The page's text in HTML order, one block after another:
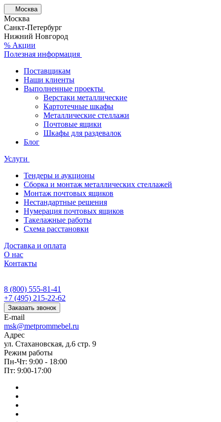
Москва
Москва
Санкт-Петербург
Нижний Новгород
% Акции
Полезная информация
Поставщикам
Наши клиенты
Выполненные проекты
Верстаки металлические
Картотечные шкафы
Металлические стеллажи
Почтовые ящики
Шкафы для раздевалок
Блог
Услуги
Тендеры и аукционы
Сборка и монтаж металлических стеллажей
Монтаж почтовых ящиков
Нестандартные решения
Нумерация почтовых ящиков
Такелажные работы
Схема расстановки
Доставка и оплата
О нас
Контакты
8 (800) 555-81-41
+7 (495) 215-22-62
Заказать звонок
E-mail
msk@metprommebel.ru
Адрес
ул. Стахановская, д.6 стр. 9
Режим работы
Пн-Чт: 9:00 - 18:00
Пт: 9:00-17:00